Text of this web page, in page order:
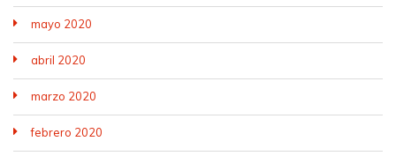
mayo 2020
abril 2020
marzo 2020
febrero 2020